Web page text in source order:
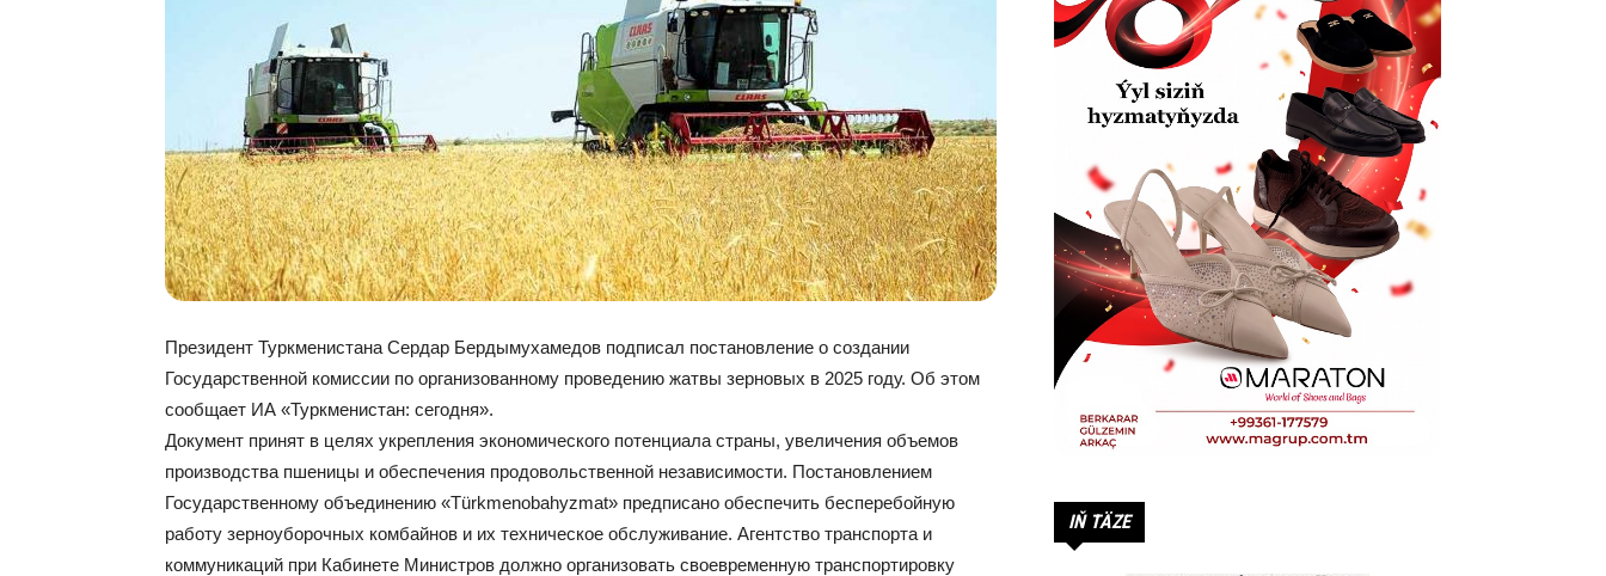
Президент Туркменистана Сердар Бердымухамедов подписал постановление о создании
Государственной комиссии по организованному проведению жатвы зерновых в 2025 году. Об этом
сообщает ИА «Туркменистан: сегодня».
Документ принят в целях укрепления экономического потенциала страны, увеличения объемов
производства пшеницы и обеспечения продовольственной независимости. Постановлением
Государственному объединению «Türkmenobahyzmat» предписано обеспечить бесперебойную
работу зерноуборочных комбайнов и их техническое обслуживание. Агентство транспорта и
коммуникаций при Кабинете Министров должно организовать своевременную транспортировку
IŇ TÄZE